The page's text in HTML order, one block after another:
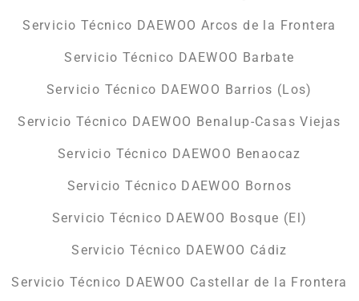
Servicio Técnico DAEWOO Arcos de la Frontera
Servicio Técnico DAEWOO Barbate
Servicio Técnico DAEWOO Barrios (Los)
Servicio Técnico DAEWOO Benalup-Casas Viejas
Servicio Técnico DAEWOO Benaocaz
Servicio Técnico DAEWOO Bornos
Servicio Técnico DAEWOO Bosque (El)
Servicio Técnico DAEWOO Cádiz
Servicio Técnico DAEWOO Castellar de la Frontera